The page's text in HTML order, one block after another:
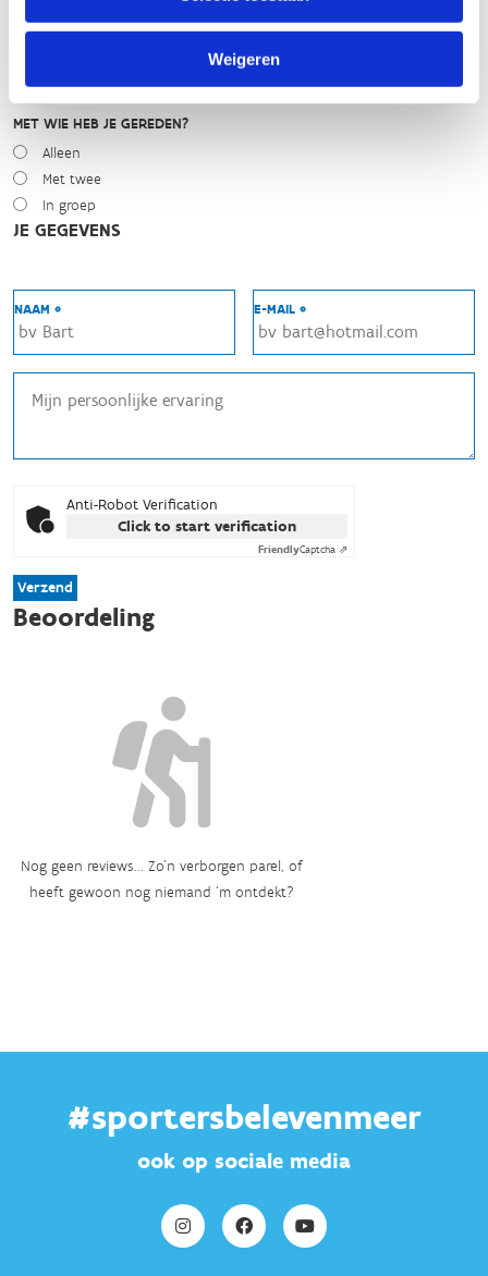
Weigeren
Beginner
MET WIE HEB JE GEREDEN?
Alleen
Met twee
In groep
JE GEGEVENS
NAAM * E-MAIL *
Anti-Robot Verification
Click to start verification
FriendlyCaptcha ⇗
Verzend
Beoordeling
Nog geen reviews... Zo’n verborgen parel, of
heeft gewoon nog niemand ‘m ontdekt?
#sportersbelevenmeer
ook op sociale media